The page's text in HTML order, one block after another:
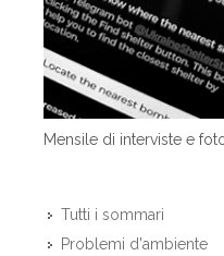
Mensile di interviste e
Tutti i sommari
Problemi d'ambiente